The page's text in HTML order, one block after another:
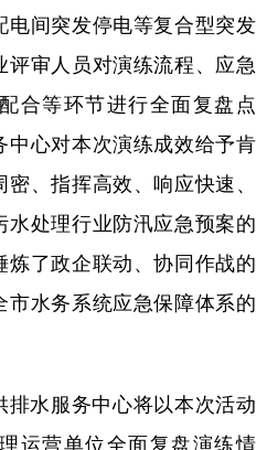
云南 西藏
青海 宁夏
黑龙江
Français عربى
电间突发停电等复合型突发
审人员对演练流程、应急
合等环节进行全面复盘点
心对本次演练成效给予肯
、指挥高效、响应快速、
处理行业防汛应急预案的
了政企联动、协同作战的
水务系统应急保障体系的
水服务中心将以本次活动
运营单位全面复盘演练情